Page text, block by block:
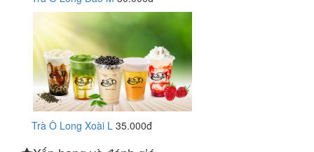
Trà Ô Long Xoài L 35.000đ